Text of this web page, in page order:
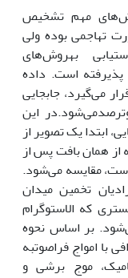
مهم تشخیص
تهاجمی بوده ولی
بهروش‌های
پذیرفته است. داده
می‌گیرد، جابجایی
این
ابتدا یک تصویر از
همان بافت پس از
مقایسه می‌شود.
تخمین میدان
که الاستوگرام
بر اساس نحوه
با امواج فراصوتبه
موج برشی و